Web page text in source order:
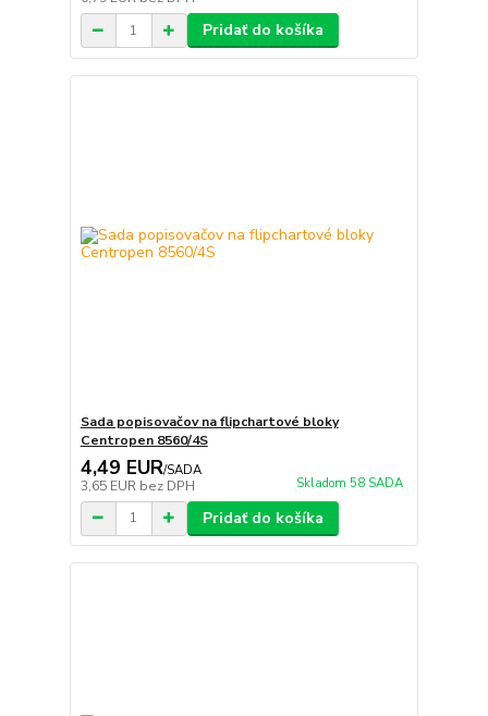
Pridať do košíka
Sada popisovačov na flipchartové bloky
Centropen 8560/4S
4,49 EUR/SADA
3,65 EUR bez DPH Skladom 58 SADA
Pridať do košíka